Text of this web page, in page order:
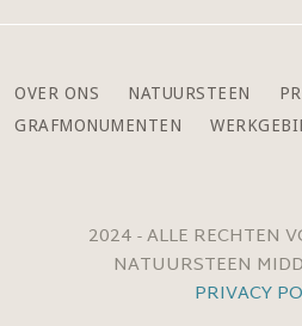
OVER ONS NATUURSTEEN
GRAFMONUMENTEN
2024 - ALLE RECHTEN
NATUURSTEEN
PRIVACY